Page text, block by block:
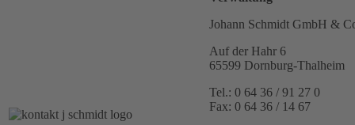
Johann Schmidt GmbH &
Auf der Hahr 6
65599 Dornburg-Thalheim
Tel.: 0 64 36 / 91 27 0
Fax: 0 64 36 / 14 67